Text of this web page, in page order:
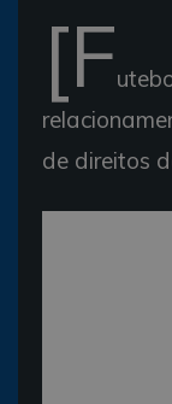
[F
de direitos